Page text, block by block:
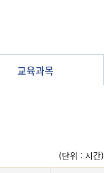
교육과목
(단위 : 시간)